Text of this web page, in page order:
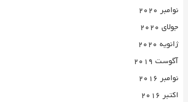
نوامبر 2020
جولای 2020
ژانویه 2020
آگوست 2019
نوامبر 2016
اکتبر 2016